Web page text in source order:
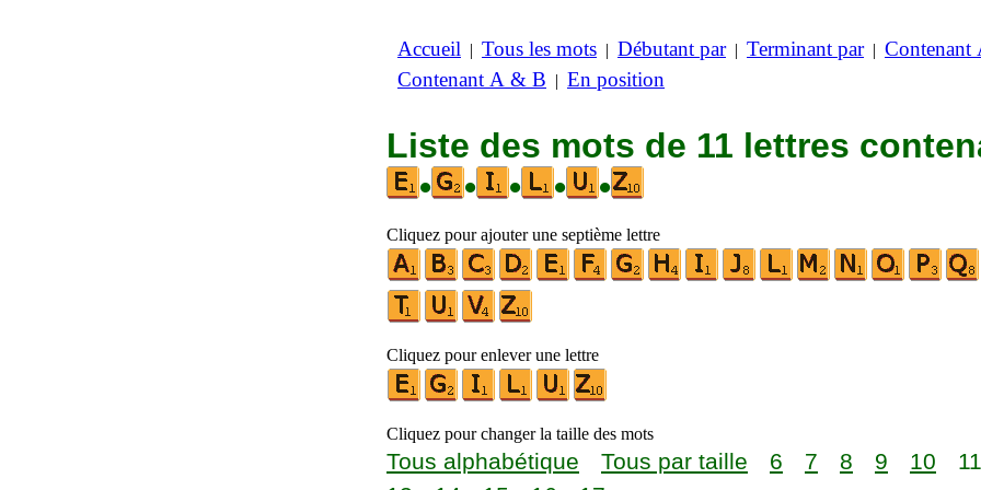
Accueil | Tous les mots | Débutant par| Terminant par| Contenant
Contenant A & B | En position
Liste des mots de 11 lettres
•
• • • •
Cliquez pour ajouter une septième lettre
Cliquez pour enlever une lettre
Cliquez pour changer la taille des mots
Tous alphabétique Tous par taille 6 7 8 9 10 11